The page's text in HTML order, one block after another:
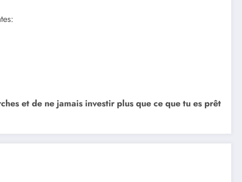
et de ne jamais investir plus que ce que tu es prêt